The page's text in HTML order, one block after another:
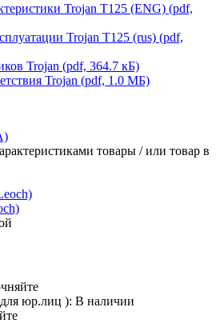
Trojan T125 (ENG) (pdf,
Trojan T125 (rus) (pdf,
Trojan (pdf, 364.7 кБ)
Trojan (pdf, 1.0 МБ)
товары / или товар в
юр.лиц ): В наличии